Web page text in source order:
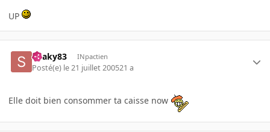
UP
Snaky83 INpactien
Posté(e) le 21 juillet 200521 a
Elle doit bien consommer ta caisse now